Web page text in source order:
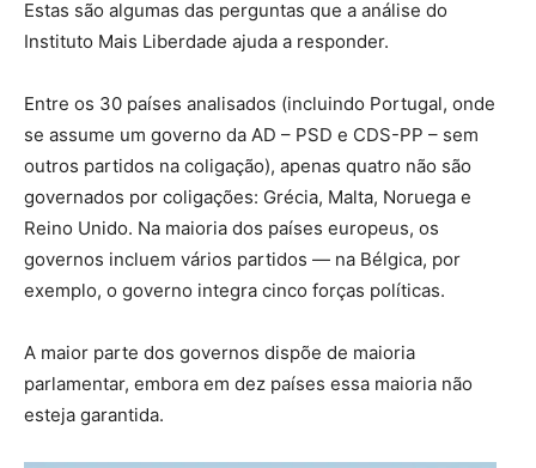
Estas são algumas das perguntas que a análise do
Instituto Mais Liberdade ajuda a responder.
Entre os 30 países analisados (incluindo Portugal, onde
se assume um governo da AD – PSD e CDS-PP – sem
outros partidos na coligação), apenas quatro não são
governados por coligações: Grécia, Malta, Noruega e
Reino Unido. Na maioria dos países europeus, os
governos incluem vários partidos — na Bélgica, por
exemplo, o governo integra cinco forças políticas.
A maior parte dos governos dispõe de maioria
parlamentar, embora em dez países essa maioria não
esteja garantida.